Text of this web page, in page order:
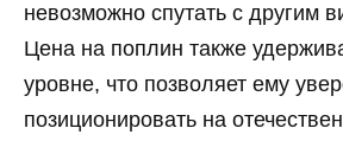
невозможно спутать с другим
Цена на поплин также
уровне, что позволяет ему
позиционировать на